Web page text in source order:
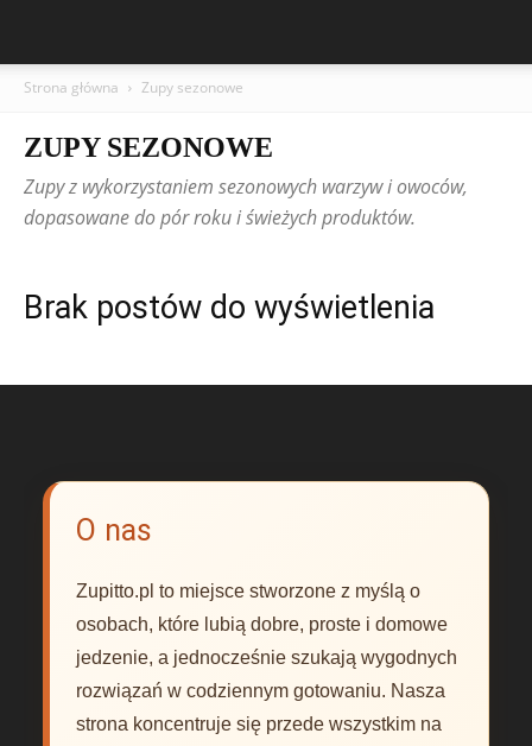
Strona główna Zupy sezonowe
ZUPY SEZONOWE
Zupy z wykorzystaniem sezonowych warzyw i owoców,
dopasowane do pór roku i świeżych produktów.
Brak postów do wyświetlenia
O nas
Zupitto.pl to miejsce stworzone z myślą o
osobach, które lubią dobre, proste i domowe
jedzenie, a jednocześnie szukają wygodnych
rozwiązań w codziennym gotowaniu. Nasza
strona koncentruje się przede wszystkim na